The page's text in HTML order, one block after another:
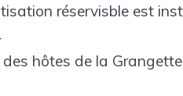
réservisble est
hôtes de la Grangette